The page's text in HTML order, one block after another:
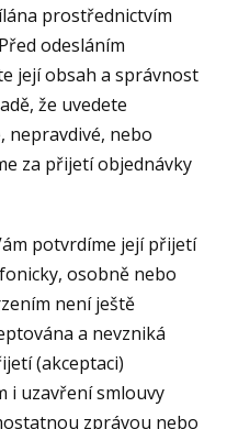
prostřednictvím
odesláním
její obsah a správnost
že uvedete
nepravdivé, nebo
za přijetí objednávky
potvrdíme její přijetí
osobně nebo
není ještě
a nevzniká
(akceptaci)
i uzavření smlouvy
zprávou nebo